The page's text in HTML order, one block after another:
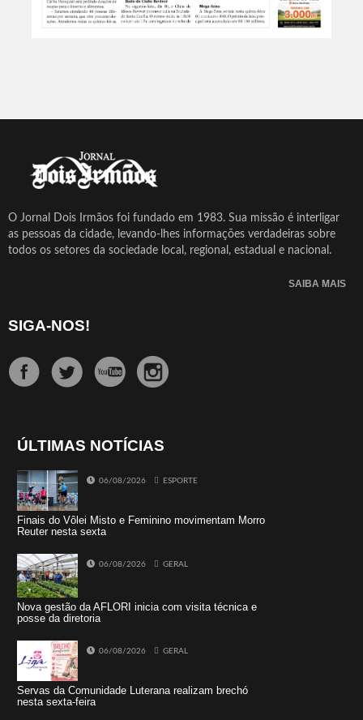
O Jornal Dois Irmãos foi fundado em 1983. Sua missão é interligar
as pessoas da cidade, levando-lhes informações verdadeiras sobre
todos os setores da sociedade local, regional, estadual e nacional.
SAIBA MAIS
SIGA-NOS!
ÚLTIMAS NOTÍCIAS
06/08/2026 ESPORTE
Finais do Vôlei Misto e Feminino movimentam Morro
Reuter nesta sexta
06/08/2026 GERAL
Nova gestão da AFLORI inicia com visita técnica e
posse da diretoria
06/08/2026 GERAL
Servas da Comunidade Luterana realizam brechó
nesta sexta-feira